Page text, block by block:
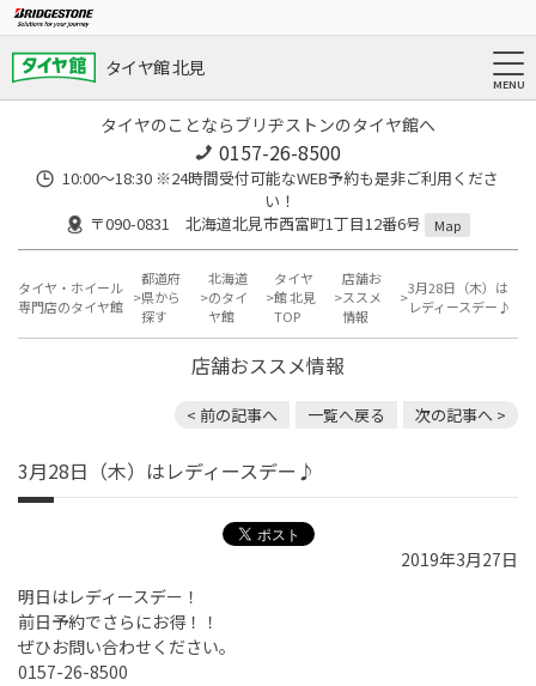
タイヤ館 北見
タイヤのことならブリヂストンのタイヤ館へ
0157-26-8500
10:00～18:30 ※24時間受付可能なWEB予約も是非ご利用くださ
い！
〒090-0831 北海道北見市西富町1丁目12番6号
Map
タイヤ・ホイール
専門店のタイヤ館
都道府
県から
探す
北海道
のタイ
ヤ館
タイヤ
館 北見
TOP
店舗お
ススメ
情報
3月28日（木）は
レディースデー♪
店舗おススメ情報
< 前の記事へ 一覧へ戻る 次の記事へ >
3月28日（木）はレディースデー♪
2019年3月27日
明日はレディースデー！
前日予約でさらにお得！！
ぜひお問い合わせください。
0157-26-8500